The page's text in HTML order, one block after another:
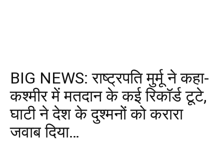
BIG NEWS: राष्ट्रपति मुर्मू ने कहा-
कश्मीर में मतदान के कई रिकॉर्ड टूटे,
घाटी ने देश के दुश्मनों को करारा
जवाब दिया…